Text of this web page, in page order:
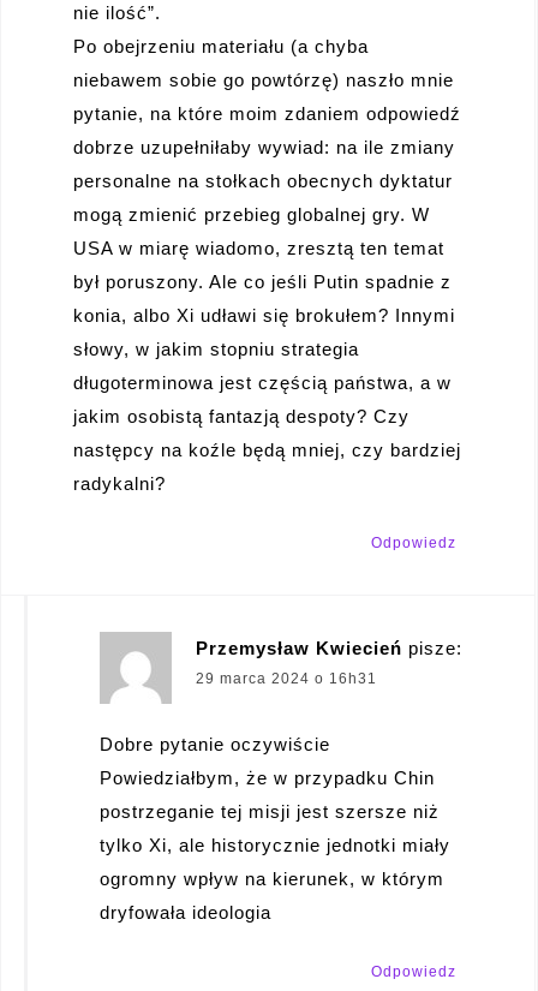
nie ilość”.
Po obejrzeniu materiału (a chyba
niebawem sobie go powtórzę) naszło mnie
pytanie, na które moim zdaniem odpowiedź
dobrze uzupełniłaby wywiad: na ile zmiany
personalne na stołkach obecnych dyktatur
mogą zmienić przebieg globalnej gry. W
USA w miarę wiadomo, zresztą ten temat
był poruszony. Ale co jeśli Putin spadnie z
konia, albo Xi udławi się brokułem? Innymi
słowy, w jakim stopniu strategia
długoterminowa jest częścią państwa, a w
jakim osobistą fantazją despoty? Czy
następcy na koźle będą mniej, czy bardziej
radykalni?
Odpowiedz
Przemysław Kwiecień pisze:
29 marca 2024 o 16h31
Dobre pytanie oczywiście
Powiedziałbym, że w przypadku Chin
postrzeganie tej misji jest szersze niż
tylko Xi, ale historycznie jednotki miały
ogromny wpływ na kierunek, w którym
dryfowała ideologia
Odpowiedz